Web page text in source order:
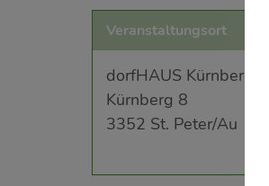
Veranstaltungsort
dorfHAUS Kürnberg
Kürnberg 8
3352 St. Peter/Au